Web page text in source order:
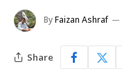
ByFaizan Ashraf
Share